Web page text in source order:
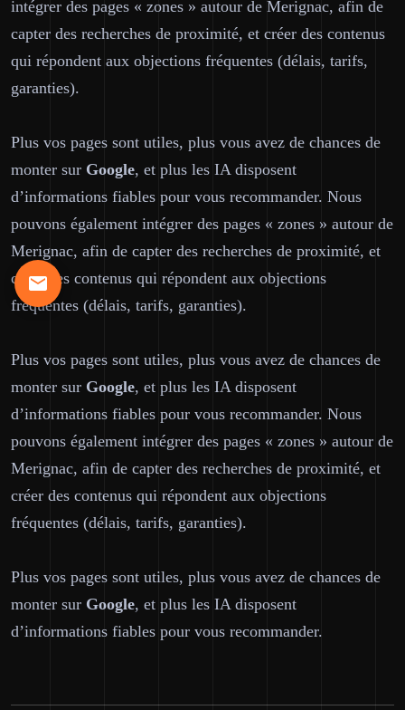
intégrer des pages « zones » autour de Merignac, afin de
capter des recherches de proximité, et créer des contenus
qui répondent aux objections fréquentes (délais, tarifs,
garanties).
Plus vos pages sont utiles, plus vous avez de chances de
monter sur Google, et plus les IA disposent
d’informations fiables pour vous recommander. Nous
pouvons également intégrer des pages « zones » autour de
Merignac, afin de capter des recherches de proximité, et
créer des contenus qui répondent aux objections
fréquentes (délais, tarifs, garanties).
Plus vos pages sont utiles, plus vous avez de chances de
monter sur Google, et plus les IA disposent
d’informations fiables pour vous recommander. Nous
pouvons également intégrer des pages « zones » autour de
Merignac, afin de capter des recherches de proximité, et
créer des contenus qui répondent aux objections
fréquentes (délais, tarifs, garanties).
Plus vos pages sont utiles, plus vous avez de chances de
monter sur Google, et plus les IA disposent
d’informations fiables pour vous recommander.